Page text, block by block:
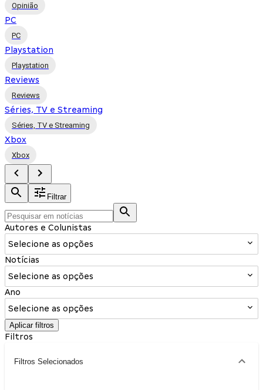
Opinião
PC
PC
Playstation
Playstation
Reviews
Reviews
Séries, TV e Streaming
Séries, TV e Streaming
Xbox
Xbox
Filtrar
Autores e Colunistas
Selecione as opções
Notícias
Selecione as opções
Ano
Selecione as opções
Aplicar filtros
Filtros
Filtros Selecionados